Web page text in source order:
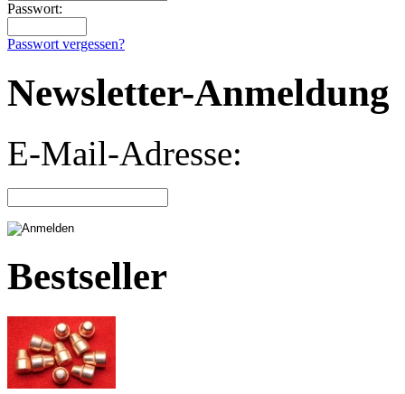
Passwort:
Passwort vergessen?
Newsletter-Anmeldung
E-Mail-Adresse:
Bestseller